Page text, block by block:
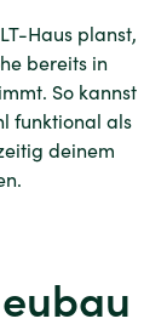
Haus planst,
bereits in
So kannst
funktional als
deinem